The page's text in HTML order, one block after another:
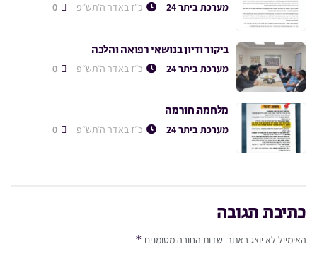
מערכת ביתר 24 כ״ז באדר ה׳תש״פ
ביקור ודיון בנושאי רפואה והלכה
מערכת ביתר 24 כ״ז באדר ה׳תש״פ
מלחמת חורמה
מערכת ביתר 24 כ״ז באדר ה׳תש״פ
כתיבת תגובה
האימייל לא יוצג באתר. שדות החובה מסומנים *